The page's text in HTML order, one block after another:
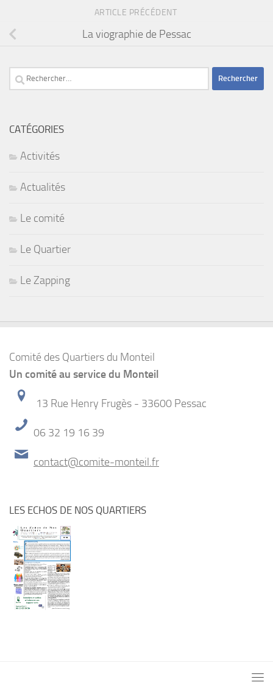
ARTICLE PRÉCÉDENT
La viographie de Pessac
Rechercher :
CATÉGORIES
Activités
Actualités
Le comité
Le Quartier
Le Zapping
Comité des Quartiers du Monteil
Un comité au service du Monteil
13 Rue Henry Frugès - 33600 Pessac
06 32 19 16 39
contact@comite-monteil.fr
LES ECHOS DE NOS QUARTIERS